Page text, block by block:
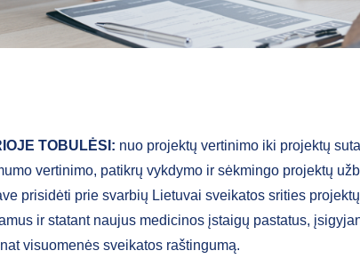
TOBULĖSI: nuo projektų vertinimo iki projektų
vertinimo, patikrų vykdymo ir sėkmingo projektų
prisidėti prie svarbių Lietuvai sveikatos srities
ir statant naujus medicinos įstaigų pastatus,
visuomenės sveikatos raštingumą.